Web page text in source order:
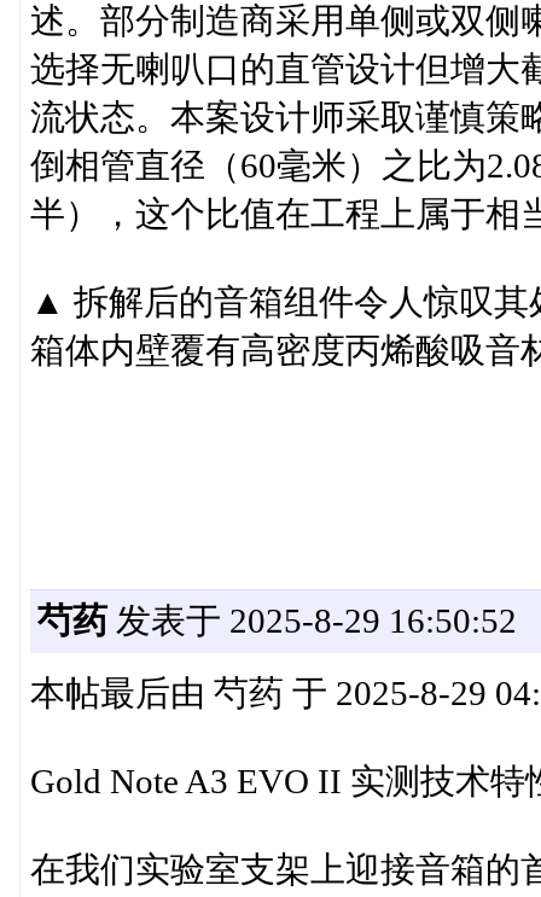
述。部分制造商采用单侧或双侧
选择无喇叭口的直管设计但增大
流状态。本案设计师采取谨慎策
倒相管直径（60毫米）之比为
半），这个比值在工程上属于相
▲ 拆解后的音箱组件令人惊叹
箱体内壁覆有高密度丙烯酸吸音
芍药发表于 2025-8-29 16:50:52
本帖最后由 芍药 于 2025-8-29
Gold Note A3 EVO II 实测技术特
在我们实验室支架上迎接音箱的